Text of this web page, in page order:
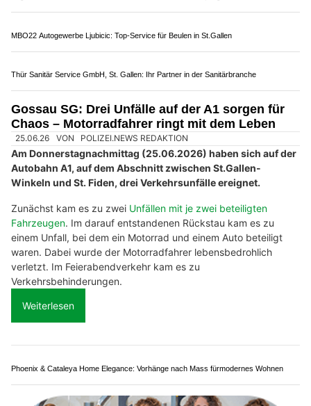
30.07.26 VON POLIZEI.NEWS REDAKTION
Verletzt wurde niemand. Es entstand Sachschaden von über
10'000 Franken.
Weiterlesen
REFRESH GmbH – Nachhaltige Lösungen für Oberflächeninstandsetzung